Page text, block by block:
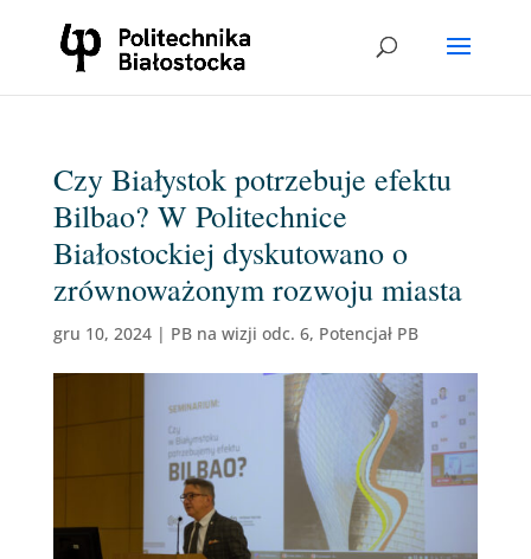
Czy Białystok potrzebuje efektu
Bilbao? W Politechnice
Białostockiej dyskutowano o
zrównoważonym rozwoju miasta
gru 10, 2024| PB na wizji odc. 6, Potencjał PB